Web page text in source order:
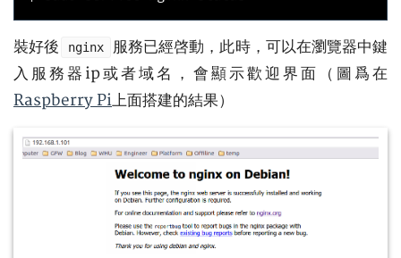
裝好後 nginx
服務已經啓動，此時，可以在瀏覽器中鍵
入服務器ip或者域名，會顯示歡迎界面（圖爲在
Raspberry Pi上面搭建的結果）